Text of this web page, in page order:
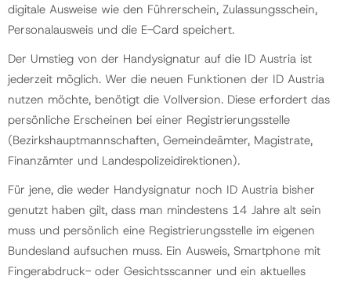
digitale Ausweise wie den Führerschein, Zulassungsschein,
Personalausweis und die E-Card speichert.
Der Umstieg von der Handysignatur auf die ID Austria ist
jederzeit möglich. Wer die neuen Funktionen der ID Austria
nutzen möchte, benötigt die Vollversion. Diese erfordert das
persönliche Erscheinen bei einer Registrierungsstelle
(Bezirkshauptmannschaften, Gemeindeämter, Magistrate,
Finanzämter und Landespolizeidirektionen).
Für jene, die weder Handysignatur noch ID Austria bisher
genutzt haben gilt, dass man mindestens 14 Jahre alt sein
muss und persönlich eine Registrierungsstelle im eigenen
Bundesland aufsuchen muss. Ein Ausweis, Smartphone mit
Fingerabdruck- oder Gesichtsscanner und ein aktuelles